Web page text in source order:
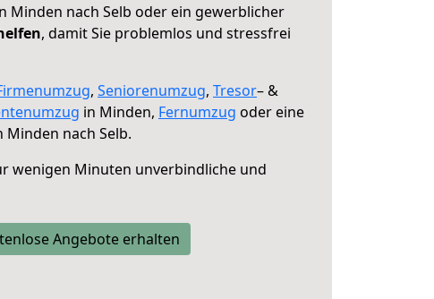
Minden nach Selb oder ein gewerblicher
, damit Sie problemlos und stressfrei
, Seniorenumzug, Tresor– &
in Minden, Fernumzug oder eine
Minden nach Selb.
wenigen Minuten unverbindliche und
Angebote erhalten